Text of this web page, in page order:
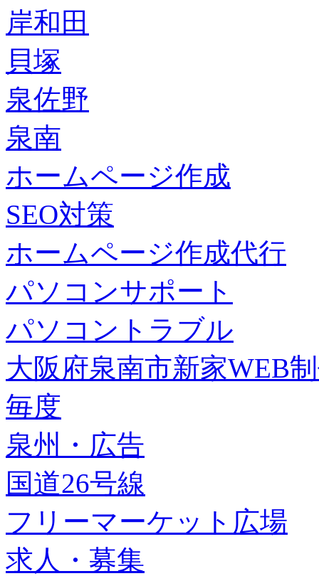
岸和田
貝塚
泉佐野
泉南
ホームページ作成
SEO対策
ホームページ作成代行
パソコンサポート
パソコントラブル
大阪府泉南市新家WEB
毎度
泉州・広告
国道26号線
フリーマーケット広場
求人・募集